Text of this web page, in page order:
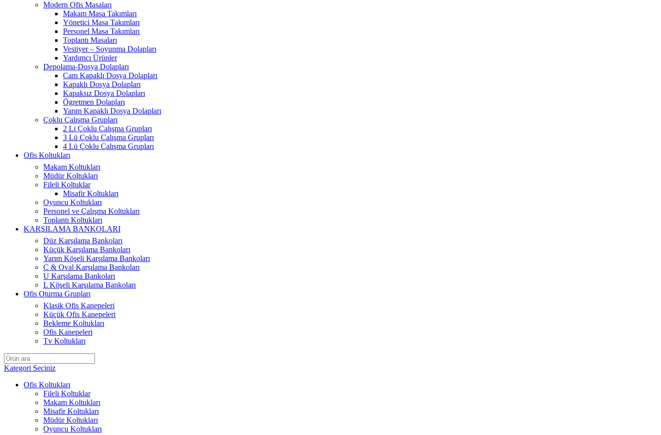
Modern Ofis Masaları
Makam Masa Takımları
Yönetici Masa Takımları
Personel Masa Takımları
Toplantı Masaları
Vestiyer – Soyunma Dolapları
Yardımcı Ürünler
Depolama-Dosya Dolapları
Cam Kapaklı Dosya Dolapları
Kapaklı Dosya Dolapları
Kapaksız Dosya Dolapları
Ögretmen Dolapları
Yarım Kapaklı Dosya Dolapları
Çoklu Çalışma Grupları
2 Li Çoklu Çalışma Grupları
3 Lü Çoklu Çalışma Grupları
4 Lü Çoklu Çalışma Grupları
Ofis Koltukları
Makam Koltukları
Müdür Koltukları
Fileli Koltuklar
Misafir Koltukları
Oyuncu Koltukları
Personel ve Çalışma Koltukları
Toplantı Koltukları
KARŞILAMA BANKOLARI
Düz Karşılama Bankoları
Küçük Karşılama Bankoları
Yarım Köşeli Karşılama Bankoları
C & Oval Karşılama Bankoları
U Karşılama Bankoları
L Köşeli Karşılama Bankoları
Ofis Oturma Grupları
Klasik Ofis Kanepeleri
Küçük Ofis Kanepeleri
Bekleme Koltukları
Ofis Kanepeleri
Tv Koltukları
Kategori Seçiniz
Ofis Koltukları
Fileli Koltuklar
Makam Koltukları
Misafir Koltukları
Müdür Koltukları
Oyuncu Koltukları